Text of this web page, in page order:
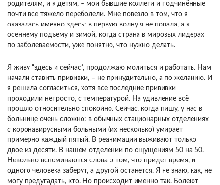
родителям, и к детям, – мои бывшие коллеги и подчинённые
почти все тяжело переболели. Мне повезло в том, что я
оказалась именно здесь: в первую волну я не попала, а к
осеннему подъему и зимой, когда страна в мировых лидерах
по заболеваемости, уже понятно, что нужно делать.
Я живу “здесь и сейчас”, продолжаю молиться и работать. Нам
начали ставить прививки, – не принудительно, а по желанию. И
я решила согласиться, хотя все последние прививки
проходили непросто, с температурой. На удивление всё
прошло относительно спокойно. Сейчас, когда пишу, у нас в
больнице очень сложно: в обычных стационарных отделениях
с коронавирусными больными (их несколько) умирает
примерно каждый пятый. В реанимации выживают только
двое из десяти. В нашем отделении по ощущениям 50 на 50.
Невольно вспоминаются слова о том, что придет время, и
одного человека заберут, а другой останется. Я не знаю, как, не
могу предугадать, кто. Но происходит именно так. Болеют